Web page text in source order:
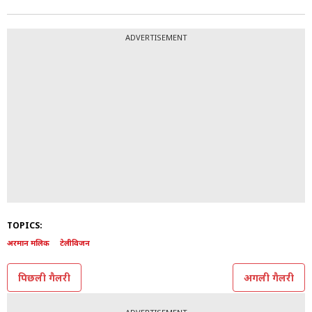
ADVERTISEMENT
TOPICS:
अरमान मलिक टेलीविजन
पिछली गैलरी अगली गैलरी